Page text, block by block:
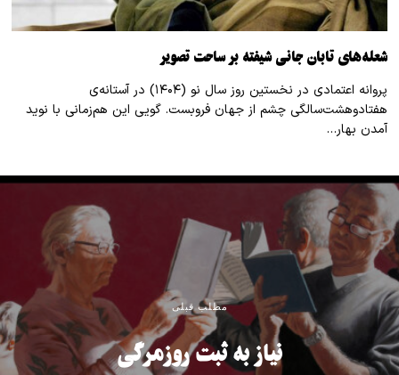
شعله‌های تابان جانی شیفته بر ساحت تصویر
پروانه اعتمادی در نخستین روز سال نو (۱۴۰۴) در آستانه‌ی
هفتادوهشت‌سالگی چشم از جهان فروبست. گویی این هم‌زمانی با نوید
آمدن بهار…
مطلب قبلی
نیاز به ثبت روزمرگی